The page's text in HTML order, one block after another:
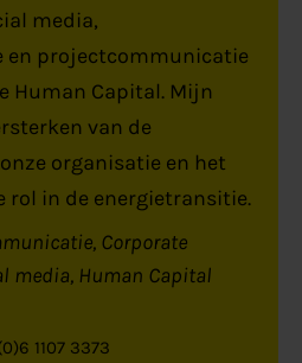
media,
en projectcommunicatie
Human Capital. Mijn
van de
organisatie en het
rol in de energietransitie.
Corporate
media Human Capital
1107 3373